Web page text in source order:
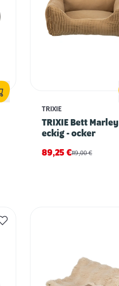
TRIXIE
TRIXIE Bett Marley
eckig - ocker
89,25 €119,00€